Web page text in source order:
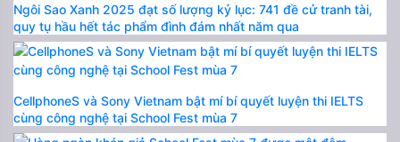
Ngôi Sao Xanh 2025 đạt số lượng kỷ lục: 741 đề cử tranh tài,
quy tụ hầu hết tác phẩm đình đám nhất năm qua
CellphoneS và Sony Vietnam bật mí bí quyết luyện thi IELTS
cùng công nghệ tại School Fest mùa 7